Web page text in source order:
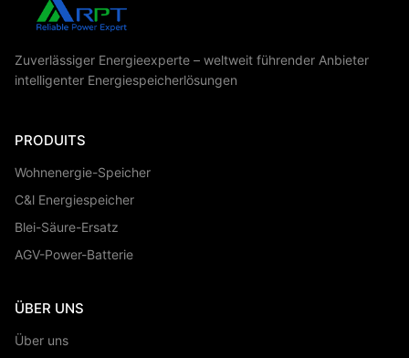
Zuverlässiger Energieexperte – weltweit führender Anbieter
intelligenter Energiespeicherlösungen
PRODUITS
Wohnenergie-Speicher
C&l Energiespeicher
Blei-Säure-Ersatz
AGV-Power-Batterie
ÜBER UNS
Über uns